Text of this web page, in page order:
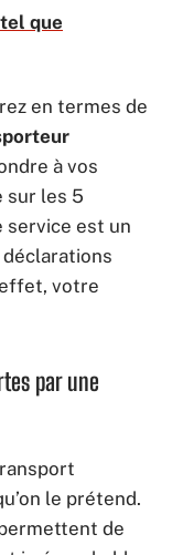
que
en termes de
à vos
sur les 5
service est un
votre
par une
le prétend.
de